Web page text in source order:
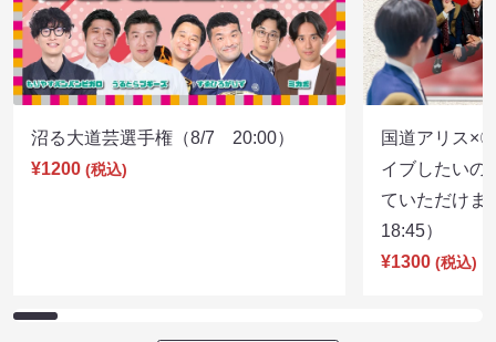
沼る大道芸選手権（8/7 20:00）
¥1200 (税込)
国道アリス×
イブしたいの
ていただけ
18:45）
¥1300 (税込)